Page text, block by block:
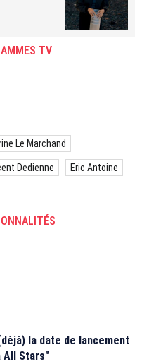
TV
Le Marchand
Dedienne Eric Antoine
la date de lancement
All Stars"